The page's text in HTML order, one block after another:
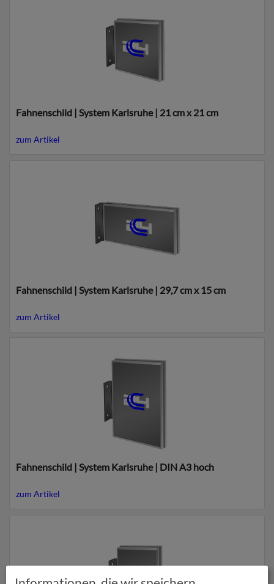
Fahnenschild | System Karlsruhe | 21 cm x 21 cm
zum Artikel
Fahnenschild | System Karlsruhe | 29,7 cm x 15 cm
zum Artikel
Fahnenschild | System Karlsruhe | DIN A3 hoch
zum Artikel